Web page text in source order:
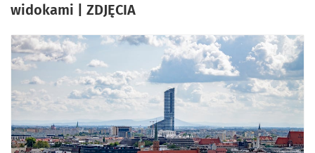
widokami | ZDJĘCIA